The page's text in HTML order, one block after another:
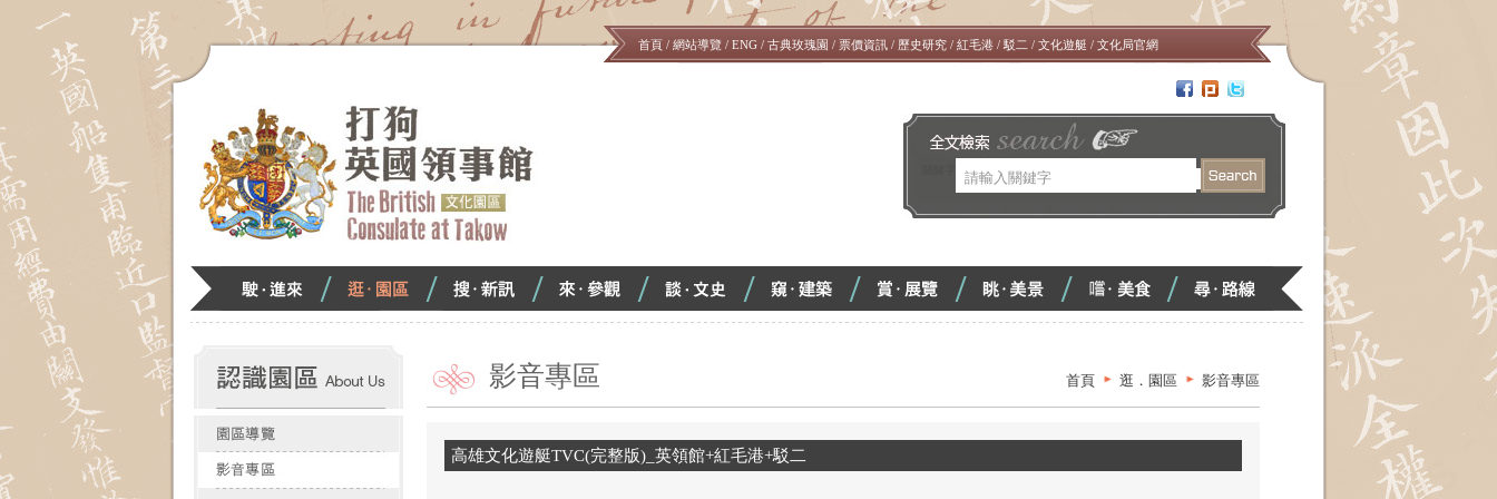
跳
內
容
首頁 / 網站導覽 / ENG / 古典玫瑰園 / 票價資訊 / 歷史研究 / 紅毛港 / 駁二 / 文化遊艇 / 文化局官網
駛．
進
來
逛．
園
區
搜．
新
訊
來．
參
觀
談．
文
化
窺．
建
築
賞．
展
覽
嚐．
食
尋．
線
影音專區 首頁 逛．園區 影音專區
高雄文化遊艇TVC(完整版)_英領館+紅毛港+駁二